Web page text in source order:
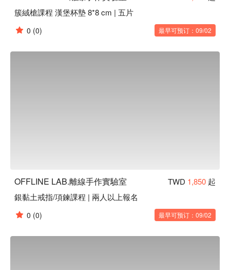
簇絨槍課程 漢堡杯墊 8*8 cm | 五片
0 (0) 最早可预订：09/02
OFFLINE LAB.離線手作實驗室 TWD 1,850 起
銀黏土戒指/項鍊課程 | 兩人以上報名
0 (0) 最早可预订：09/02